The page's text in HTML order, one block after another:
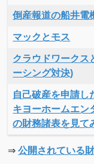
倒産報道の船井電
マックとモス
クラウドワークス
ーシング対決)
自己破産を申請し
キヨーホームエン
の財務諸表を見て
⇒公開されている